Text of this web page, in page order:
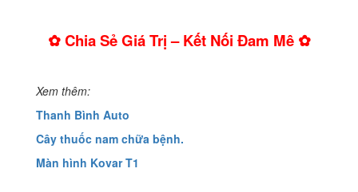
✿ Chia Sẻ Giá Trị – Kết Nối Đam Mê ✿
Xem thêm:
Thanh Bình Auto
Cây thuốc nam chữa bệnh.
Màn hình Kovar T1